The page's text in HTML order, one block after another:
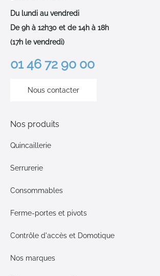
Du lundi au vendredi
De 9h à 12h30 et de 14h à 18h
(17h le vendredi)
01 46 72 90 00
Nous contacter
Nos produits
Quincaillerie
Serrurerie
Consommables
Ferme-portes et pivots
Contrôle d'accès et Domotique
Nos marques